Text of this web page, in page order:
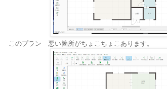
このプラン 悪い箇所がちょこちょこあります。